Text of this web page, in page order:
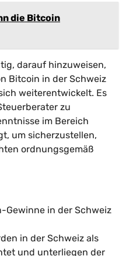
die Bitcoin
darauf hinzuweisen,
Bitcoin in der Schweiz
weiterentwickelt. Es
zu
im Bereich
um sicherzustellen,
ordnungsgemäß
Gewinne in der Schweiz
in der Schweiz als
und unterliegen der